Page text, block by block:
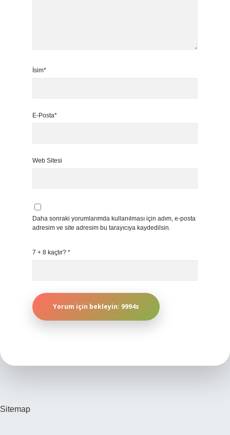
İsim*
E-Posta*
Web Sitesi
Daha sonraki yorumlarımda kullanılması için adım, e-posta
adresim ve site adresim bu tarayıcıya kaydedilsin.
7 + 8 kaçtır? *
Sitemap